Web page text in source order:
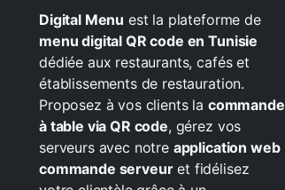
Digital Menu est la plateforme de
menu digital QR code en Tunisie
dédiée aux restaurants, cafés et
établissements de restauration.
Proposez à vos clients la commande
à table via QR code, gérez vos
serveurs avec notre application web
commande serveuret fidélisez